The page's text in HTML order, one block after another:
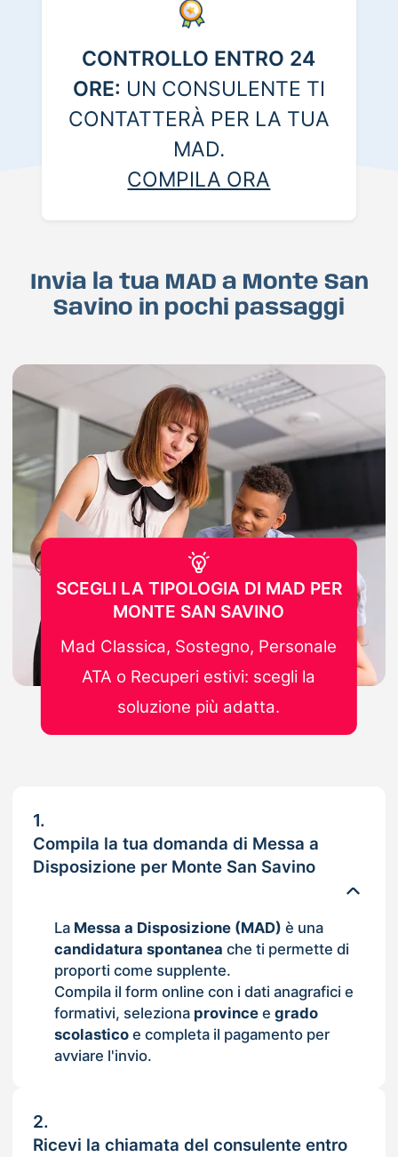
CONTROLLO ENTRO 24
ORE: UN CONSULENTE TI
CONTATTERÀ PER LA TUA
MAD.
COMPILA ORA
Invia la tua MAD a Monte San
Savino in pochi passaggi
1.
Compila la tua domanda di Messa a
Disposizione per Monte San Savino
La Messa a Disposizione (MAD) è una
candidatura spontanea che ti permette di
proporti come supplente.
Compila il form online con i dati anagrafici e
formativi, seleziona provincee grado
scolasticoe completa il pagamento per
avviare l'invio.
2.
Ricevi la chiamata del consulente entro
SCEGLI LA TIPOLOGIA DI MAD PER
MONTE SAN SAVINO
Mad Classica, Sostegno, Personale
ATA o Recuperi estivi: scegli la
soluzione più adatta.